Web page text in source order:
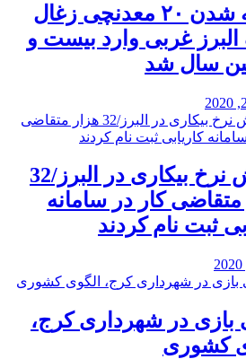
کشته شدن ۲۰ معدنچی زغال
غربی وارد بیست و
سال شد
کاهش نرخ بیکاری در البرز/32
متقاضی کار در سامانه
ثبت نام کردند
بازی در شهرداری کرج،
کشوری